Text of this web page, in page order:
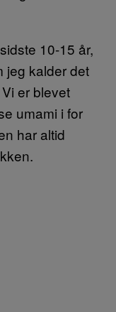
10-15 år,
jeg kalder det
er blevet
umami i for
har altid